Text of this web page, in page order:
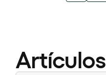
Artículos